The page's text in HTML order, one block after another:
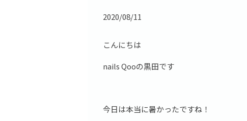
2020/08/11
こんにちは
nails Qooの黒田です
今日は本当に暑かったですね！